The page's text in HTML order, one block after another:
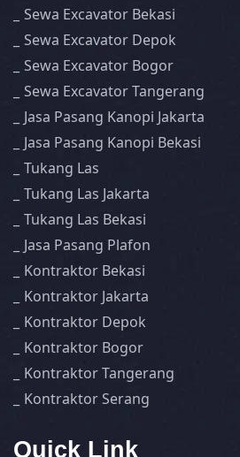
Sewa Excavator Bekasi
Sewa Excavator Depok
Sewa Excavator Bogor
Sewa Excavator Tangerang
Jasa Pasang Kanopi Jakarta
Jasa Pasang Kanopi Bekasi
Tukang Las
Tukang Las Jakarta
Tukang Las Bekasi
Jasa Pasang Plafon
Kontraktor Bekasi
Kontraktor Jakarta
Kontraktor Depok
Kontraktor Bogor
Kontraktor Tangerang
Kontraktor Serang
Quick Link